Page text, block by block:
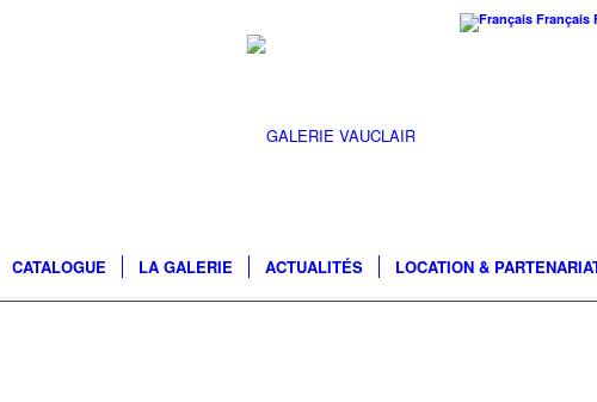
Français
CATALOGUE LA GALERIE ACTUALITÉS LOCATION &